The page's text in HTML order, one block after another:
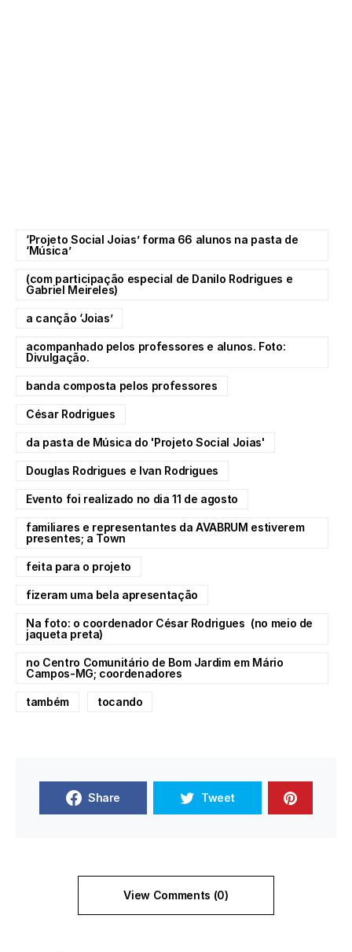
‘Projeto Social Joias’ forma 66 alunos na pasta de
‘Música’
(com participação especial de Danilo Rodrigues e
Gabriel Meireles)
a canção ‘Joias’
acompanhado pelos professores e alunos. Foto:
Divulgação.
banda composta pelos professores
César Rodrigues
da pasta de Música do 'Projeto Social Joias'
Douglas Rodrigues e Ivan Rodrigues
Evento foi realizado no dia 11 de agosto
familiares e representantes da AVABRUM estiverem
presentes; a Town
feita para o projeto
fizeram uma bela apresentação
Na foto: o coordenador César Rodrigues (no meio de
jaqueta preta)
no Centro Comunitário de Bom Jardim em Mário
Campos-MG; coordenadores
também tocando
Share Tweet
View Comments (0)